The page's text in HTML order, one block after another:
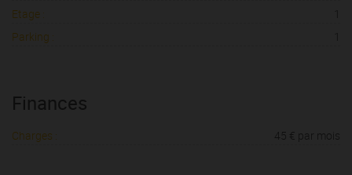
Etage :
Parking :
Finances
Charges : 45 € par mois